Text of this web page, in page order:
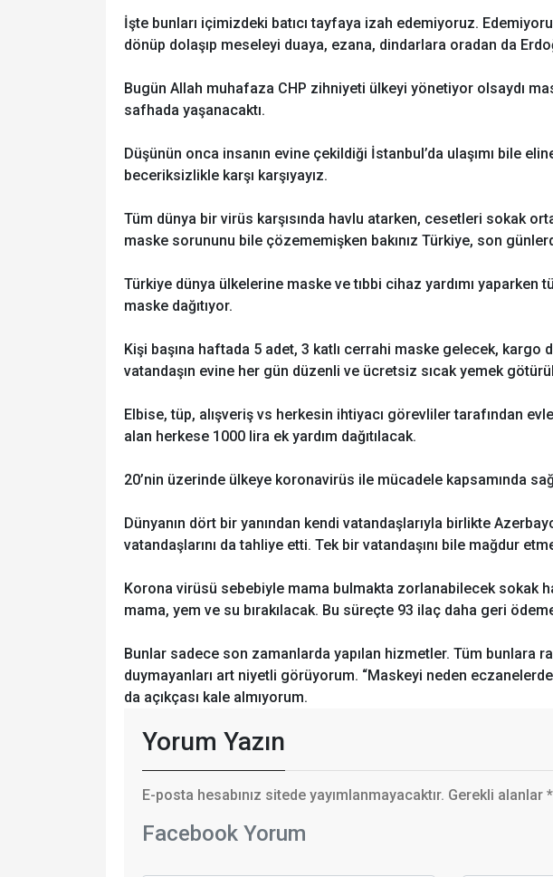
İşte bunları içimizdeki batıcı tayfaya izah edemiyoruz.
dönüp dolaşıp meseleyi duaya, ezana, dindarlara oradan da
Bugün Allah muhafaza CHP zihniyeti ülkeyi yönetiyor olsaydı
safhada yaşanacaktı.
Düşünün onca insanın evine çekildiği İstanbul’da ulaşımı bile
beceriksizlikle karşı karşıyayız.
Tüm dünya bir virüs karşısında havlu atarken, cesetleri sokak
maske sorununu bile çözememişken bakınız Türkiye, son
Türkiye dünya ülkelerine maske ve tıbbi cihaz yardımı yaparken
maske dağıtıyor.
Kişi başına haftada 5 adet, 3 katlı cerrahi maske gelecek, kargo
vatandaşın evine her gün düzenli ve ücretsiz sıcak yemek
Elbise, tüp, alışveriş vs herkesin ihtiyacı görevliler tarafından
alan herkese 1000 lira ek yardım dağıtılacak.
20’nin üzerinde ülkeye koronavirüs ile mücadele kapsamında
Dünyanın dört bir yanından kendi vatandaşlarıyla birlikte
vatandaşlarını da tahliye etti. Tek bir vatandaşını bile mağdur
Korona virüsü sebebiyle mama bulmakta zorlanabilecek sokak
mama, yem ve su bırakılacak. Bu süreçte 93 ilaç daha geri ödeme
Bunlar sadece son zamanlarda yapılan hizmetler. Tüm bunlara
duymayanları art niyetli görüyorum. “Maskeyi neden
da açıkçası kale almıyorum.
Yorum Yazın
E-posta hesabınız sitede yayımlanmayacaktır. Gerekli alanlar *
Facebook Yorum